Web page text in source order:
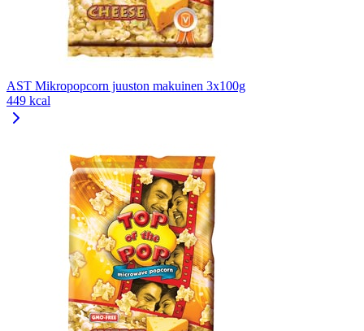
AST Mikropopcorn juuston makuinen 3x100g
449 kcal